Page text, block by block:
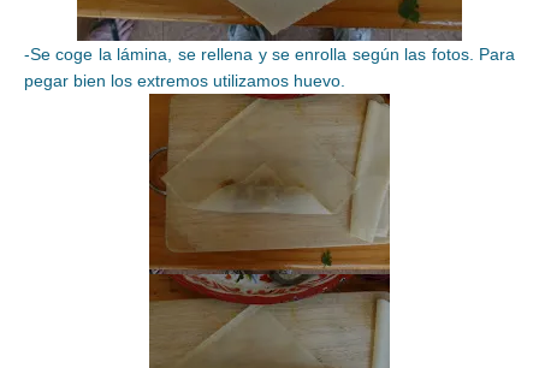
-Se coge la lámina, se rellena y se enrolla según las fotos. Para
pegar bien los extremos utilizamos huevo.